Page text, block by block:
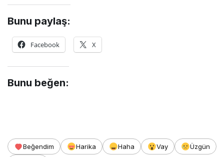
Bunu paylaş:
Facebook X
Bunu beğen:
Beğendim Harika Haha Vay
Üzgün